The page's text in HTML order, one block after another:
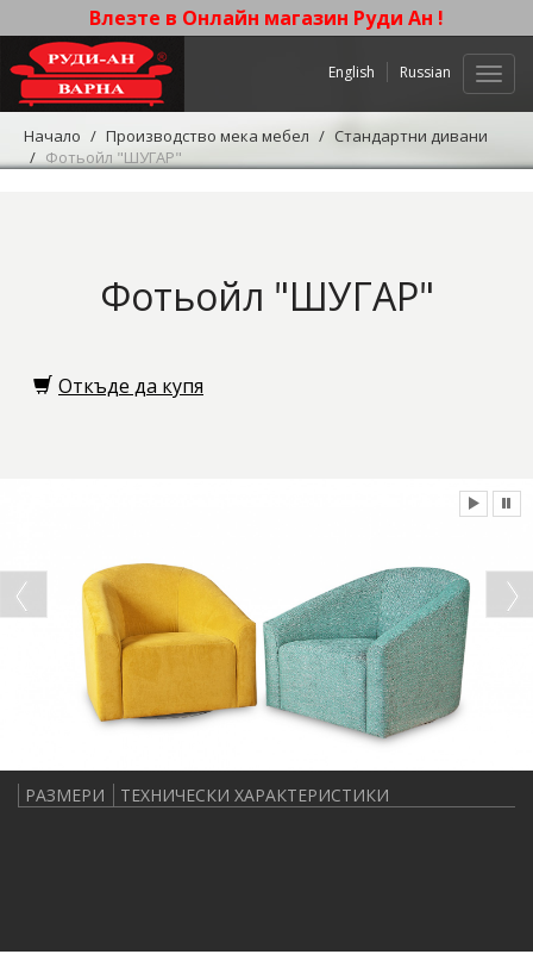
Влезте в Онлайн магазин Руди Ан !
English Russian
Начало Производство мека мебел
Стандартни дивани
Фотьойл "ШУГАР"
Фотьойл "ШУГАР"
Откъде да купя
РАЗМЕРИ ТЕХНИЧЕСКИ ХАРАКТЕРИСТИКИ